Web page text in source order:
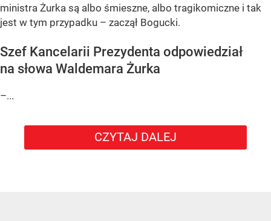
ministra Żurka są albo śmieszne, albo tragikomiczne i tak
jest w tym przypadku – zaczął Bogucki.
Szef Kancelarii Prezydenta odpowiedział
na słowa Waldemara Żurka
–...
CZYTAJ DALEJ